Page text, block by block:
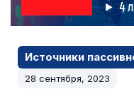
Источники
28 сентября, 2023